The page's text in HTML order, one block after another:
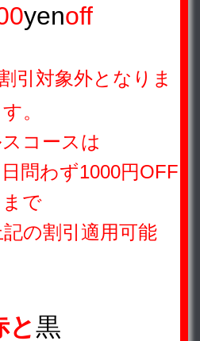
yenoff
引対象外となりま
す。
コースは
問わず1000円OFF
まで
の割引適用可能
と黒